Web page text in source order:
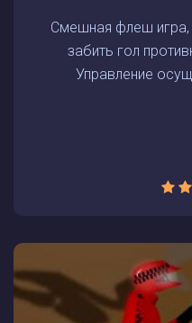
Смешная флеш игра,
забить гол
Управление